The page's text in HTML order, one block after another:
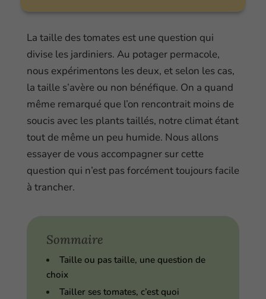
La taille des tomates est une question qui
divise les jardiniers. Au potager permacole,
nous expérimentons les deux, et selon les cas,
la taille s’avère ou non bénéfique. On a quand
même remarqué que l’on rencontrait moins de
soucis avec les plants taillés, notre climat étant
tout de même un peu humide. Nous allons
essayer de vous accompagner sur cette
question qui n’est pas forcément toujours facile
à trancher.
Sommaire
Taille ou pas taille, une question de
choix
Tailler ses tomates, c’est quoi